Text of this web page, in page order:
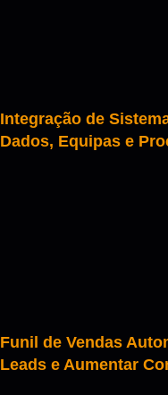
Integração de
Dados, Equipas e
Funil de Vendas
Leads e Aumentar